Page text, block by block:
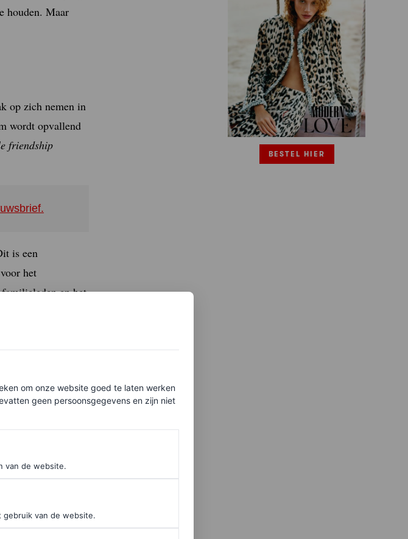
houden. Maar
op zich nemen in
wordt opvallend
friendship
is een
het
en het
drie
van mannen,
– in hun
BESTEL HIER
om onze website goed te laten werken
geen persoonsgegevens en zijn niet
van de website.
van de website.